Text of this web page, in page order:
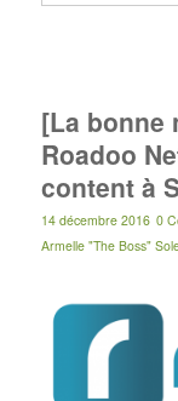
[La bonne
Roadoo
content à
14 décembre 2016 0
Armelle "The Boss"